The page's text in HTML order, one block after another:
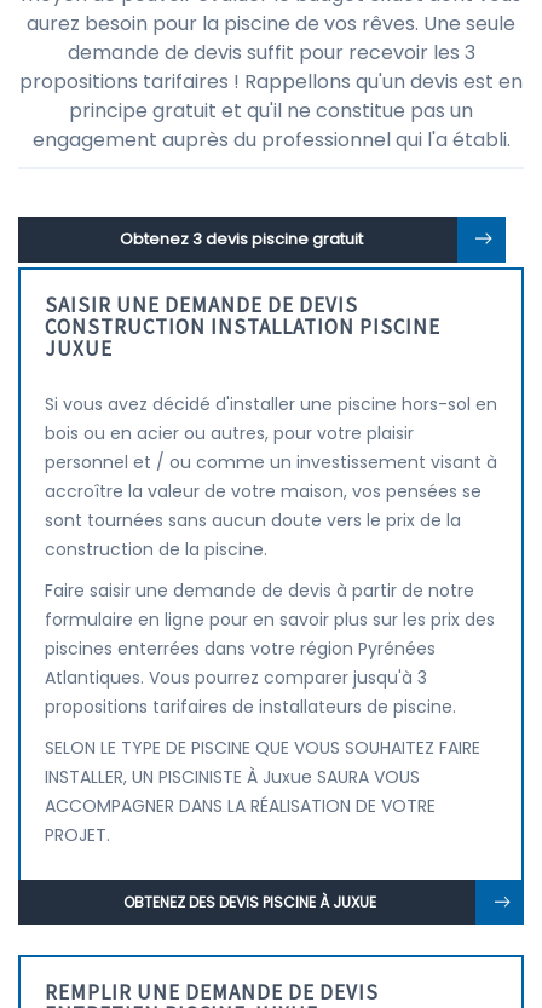
aurez besoin pour la piscine de vos rêves. Une seule
demande de devis suffit pour recevoir les 3
propositions tarifaires ! Rappellons qu'un devis est en
principe gratuit et qu'il ne constitue pas un
engagement auprès du professionnel qui l'a établi.
Obtenez 3 devis piscine gratuit
SAISIR UNE DEMANDE DE DEVIS
CONSTRUCTION INSTALLATION PISCINE
JUXUE
Si vous avez décidé d'installer une piscine hors-sol en
bois ou en acier ou autres, pour votre plaisir
personnel et / ou comme un investissement visant à
accroître la valeur de votre maison, vos pensées se
sont tournées sans aucun doute vers le prix de la
construction de la piscine.
Faire saisir une demande de devis à partir de notre
formulaire en ligne pour en savoir plus sur les prix des
piscines enterrées dans votre région Pyrénées
Atlantiques. Vous pourrez comparer jusqu'à 3
propositions tarifaires de installateurs de piscine.
SELON LE TYPE DE PISCINE QUE VOUS SOUHAITEZ FAIRE
INSTALLER, UN PISCINISTE À Juxue SAURA VOUS
ACCOMPAGNER DANS LA RÉALISATION DE VOTRE
PROJET.
OBTENEZ DES DEVIS PISCINE À JUXUE
REMPLIR UNE DEMANDE DE DEVIS